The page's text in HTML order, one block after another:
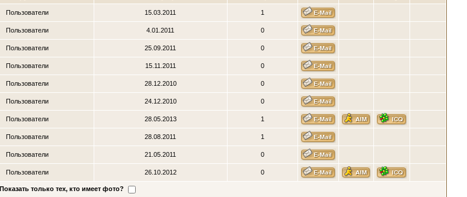
Пользователи 15.03.2011 1
Пользователи 4.01.2011 0
Пользователи 25.09.2011 0
Пользователи 15.11.2011 0
Пользователи 28.12.2010 0
Пользователи 24.12.2010 0
Пользователи 28.05.2013 1
Пользователи 28.08.2011 1
Пользователи 21.05.2011 0
Пользователи 26.10.2012 0
Показать только тех, кто имеет фото?